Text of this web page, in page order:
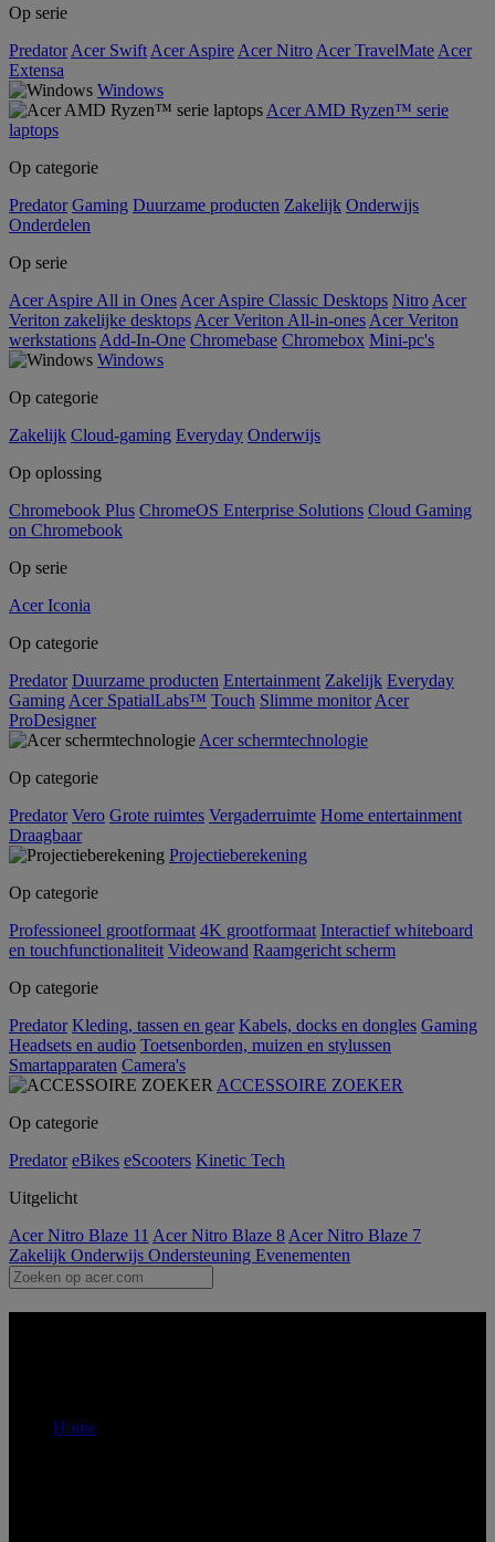
Op serie
Predator Acer Swift Acer Aspire Acer Nitro Acer TravelMate Acer
Extensa
Windows
Acer AMD Ryzen™ serie
laptops
Op categorie
Predator Gaming Duurzame producten Zakelijk Onderwijs
Onderdelen
Op serie
Acer Aspire All in Ones Acer Aspire Classic Desktops Nitro Acer
Veriton zakelijke desktops Acer Veriton All-in-ones Acer Veriton
werkstations Add-In-One Chromebase Chromebox Mini-pc's
Windows
Op categorie
Zakelijk Cloud-gaming Everyday Onderwijs
Op oplossing
Chromebook Plus ChromeOS Enterprise Solutions Cloud Gaming
on Chromebook
Op serie
Acer Iconia
Op categorie
Predator Duurzame producten Entertainment Zakelijk Everyday
Gaming Acer SpatialLabs™ Touch Slimme monitor Acer
ProDesigner
Acer schermtechnologie
Op categorie
Predator Vero Grote ruimtes Vergaderruimte Home entertainment
Draagbaar
Projectieberekening
Op categorie
Professioneel grootformaat 4K grootformaat Interactief whiteboard
en touchfunctionaliteit Videowand Raamgericht scherm
Op categorie
Predator Kleding, tassen en gear Kabels, docks en dongles Gaming
Headsets en audio Toetsenborden, muizen en stylussen
Smartapparaten Camera's
ACCESSOIRE ZOEKER
Op categorie
Predator eBikes eScooters Kinetic Tech
Uitgelicht
Acer Nitro Blaze 11 Acer Nitro Blaze 8 Acer Nitro Blaze 7
Zakelijk Onderwijs Ondersteuning Evenementen
Home